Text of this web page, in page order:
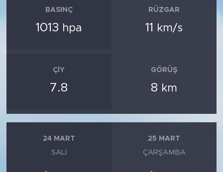
BASINÇ
1013 hpa
RÜZGAR
11 km/s
ÇIY
7.8
GÖRÜŞ
8 km
24 MART
SALI
25 MART
ÇARŞAMBA